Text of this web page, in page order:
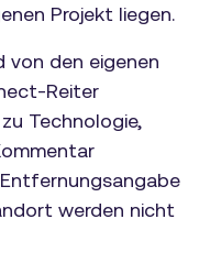
Projekt liegen.
von den eigenen
Reiter
Technologie,
werden nicht